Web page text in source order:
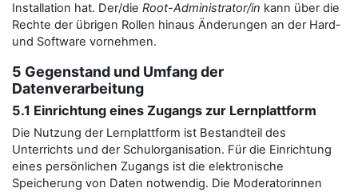
Installation hat. Der/die Root-Administrator/in kann über die
Rechte der übrigen Rollen hinaus Änderungen an der Hard-
und Software vornehmen.
5 Gegenstand und Umfang der
Datenverarbeitung
5.1 Einrichtung eines Zugangs zur Lernplattform
Die Nutzung der Lernplattform ist Bestandteil des
Unterrichts und der Schulorganisation. Für die Einrichtung
eines persönlichen Zugangs ist die elektronische
Speicherung von Daten notwendig. Die Moderatorinnen